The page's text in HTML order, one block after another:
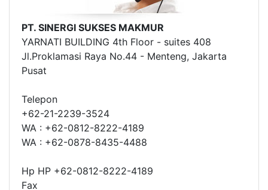
PT. SINERGI SUKSES MAKMUR
YARNATI BUILDING 4th Floor - suites 408
Jl.Proklamasi Raya No.44 - Menteng, Jakarta
Pusat
Telepon
+62-21-2239-3524
WA : +62-0812-8222-4189
WA : +62-0878-8435-4488
Hp HP +62-0812-8222-4189
Fax